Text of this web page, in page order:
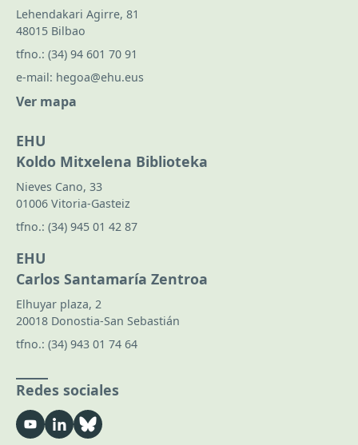
Lehendakari Agirre, 81
48015 Bilbao
tfno.: (34) 94 601 70 91
e-mail: hegoa@ehu.eus
Ver mapa
EHU
Koldo Mitxelena Biblioteka
Nieves Cano, 33
01006 Vitoria-Gasteiz
tfno.: (34) 945 01 42 87
EHU
Carlos Santamaría Zentroa
Elhuyar plaza, 2
20018 Donostia-San Sebastián
tfno.: (34) 943 01 74 64
Redes sociales